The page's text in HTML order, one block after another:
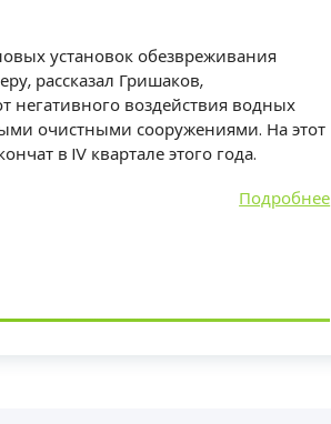
установок обезвреживания
рассказал Гришаков,
негативного воздействия водных
очистными сооружениями. На этот
в IV квартале этого года.
Подробнее